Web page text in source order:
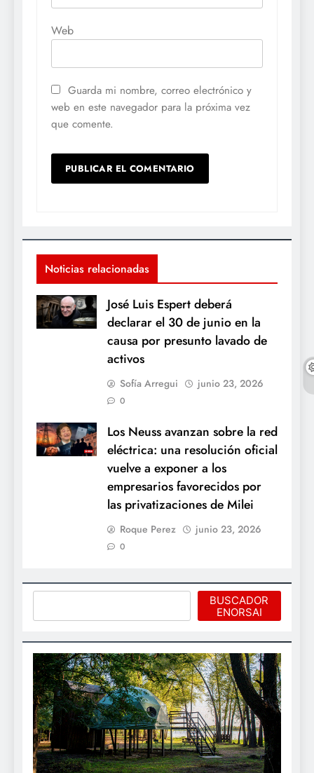
Web
Guarda mi nombre, correo electrónico y
web en este navegador para la próxima vez
que comente.
Noticias relacionadas
José Luis Espert deberá
declarar el 30 de junio en la
causa por presunto lavado de
activos
Sofía Arregui junio 23, 2026
0
Los Neuss avanzan sobre la red
eléctrica: una resolución oficial
vuelve a exponer a los
empresarios favorecidos por
las privatizaciones de Milei
Roque Perez junio 23, 2026
0
BUSCADOR
ENORSAI